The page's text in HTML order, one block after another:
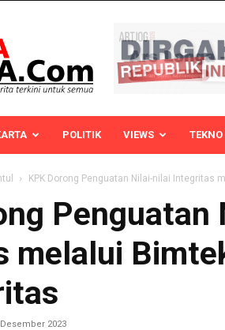
POLITIK VIEWS TEKNO
KPK Dorong Penguatan Nilai-nilai Integritas
Penguatan
melalui
2023